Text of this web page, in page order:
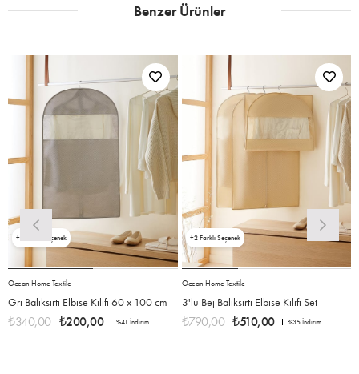
Benzer Ürünler
Ocean Home Textile
Gri Balıksırtı Elbise Kılıfı 60 x 100 cm
₺200,00
₺340,00 %41 İndirim
Ocean Home Textile
3'lü Bej Balıksırtı Elbise Kılıfı Set
₺510,00
₺790,00 %35 İndirim
2